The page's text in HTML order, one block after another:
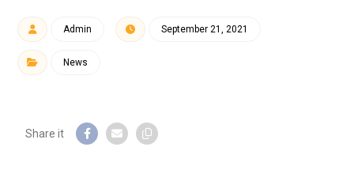
Admin September 21, 2021
News